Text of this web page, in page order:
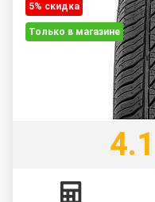
5% cкидка
Только в магазине
4.1